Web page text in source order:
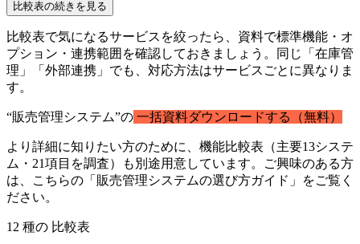
比較表の続きを見る
比較表で気になるサービスを絞ったら、資料で標準機能・オ
プション・連携範囲を確認しておきましょう。同じ「在庫管
理」「外部連携」でも、対応方法はサービスごとに異なりま
す。
“販売管理システム”の 一括資料ダウンロードする（無料）
より詳細に知りたい方のために、機能比較表（主要13システ
ム・21項目を調査）も別途用意しています。ご興味のある方
は、こちらの「販売管理システムの選び方ガイド」をご覧く
ださい。
12 種の 比較表